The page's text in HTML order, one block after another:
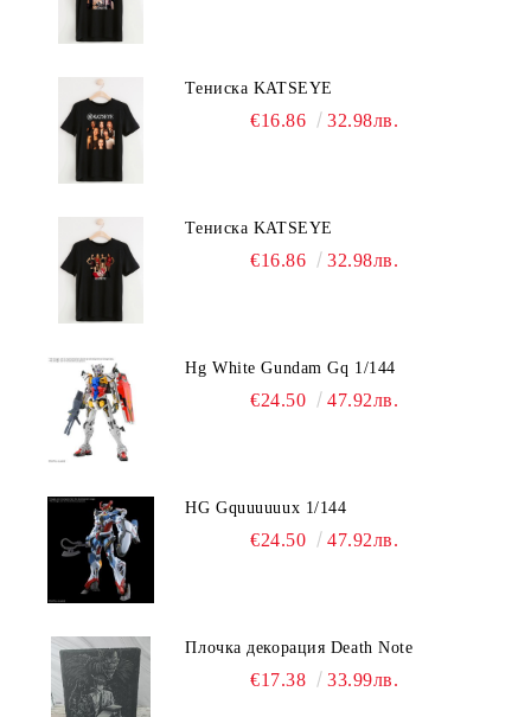
Тениска KATSEYE
€16.86 32.98лв.
Тениска KATSEYE
€16.86 32.98лв.
Hg White Gundam Gq 1/144
€24.50 47.92лв.
HG Gquuuuuux 1/144
€24.50 47.92лв.
Плочка декорация Death Note
€17.38 33.99лв.